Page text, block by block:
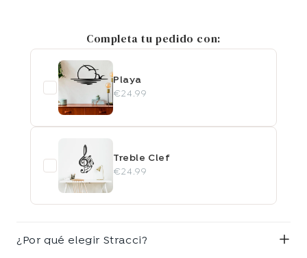
Completa tu pedido con:
Playa
€24.99
Treble Clef
€24.99
¿Por qué elegir Stracci?